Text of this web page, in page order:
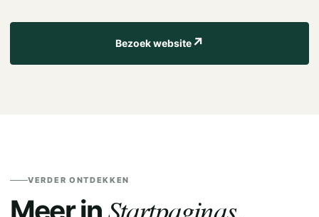
Bezoek website↗
VERDER ONTDEKKEN
Meer in